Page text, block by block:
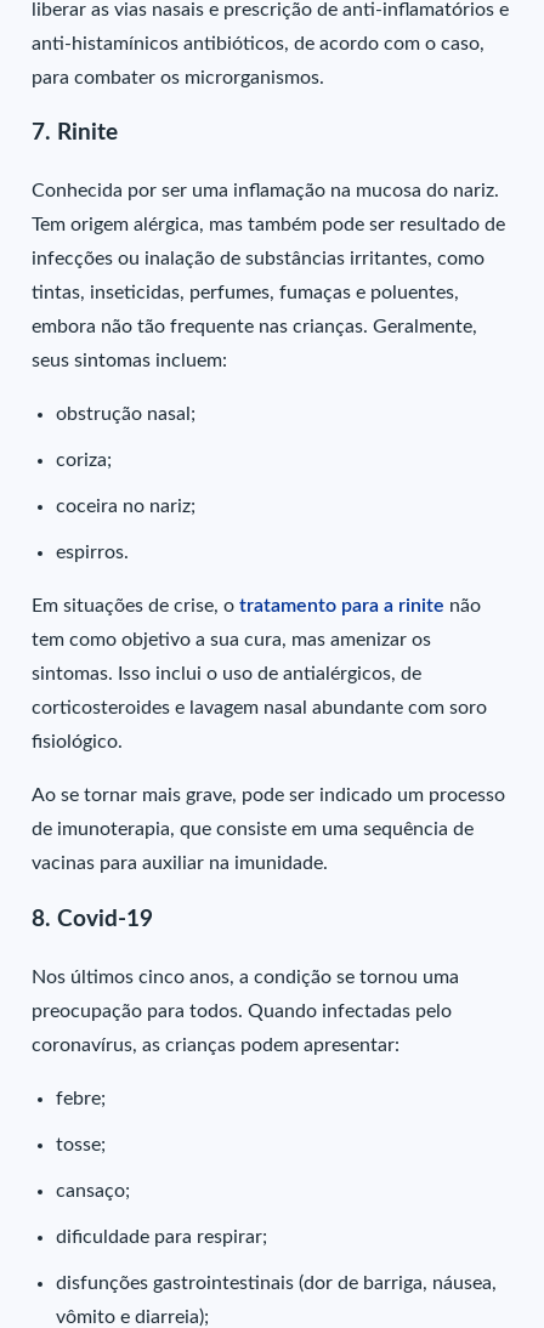
liberar as vias nasais e prescrição de anti-inflamatórios e
anti-histamínicos antibióticos, de acordo com o caso,
para combater os microrganismos.
7. Rinite
Conhecida por ser uma inflamação na mucosa do nariz.
Tem origem alérgica, mas também pode ser resultado de
infecções ou inalação de substâncias irritantes, como
tintas, inseticidas, perfumes, fumaças e poluentes,
embora não tão frequente nas crianças. Geralmente,
seus sintomas incluem:
obstrução nasal;
coriza;
coceira no nariz;
espirros.
Em situações de crise, otratamento para a rinite não
tem como objetivo a sua cura, mas amenizar os
sintomas. Isso inclui o uso de antialérgicos, de
corticosteroides e lavagem nasal abundante com soro
fisiológico.
Ao se tornar mais grave, pode ser indicado um processo
de imunoterapia, que consiste em uma sequência de
vacinas para auxiliar na imunidade.
8. Covid-19
Nos últimos cinco anos, a condição se tornou uma
preocupação para todos. Quando infectadas pelo
coronavírus, as crianças podem apresentar:
febre;
tosse;
cansaço;
dificuldade para respirar;
disfunções gastrointestinais (dor de barriga, náusea,
vômito e diarreia);